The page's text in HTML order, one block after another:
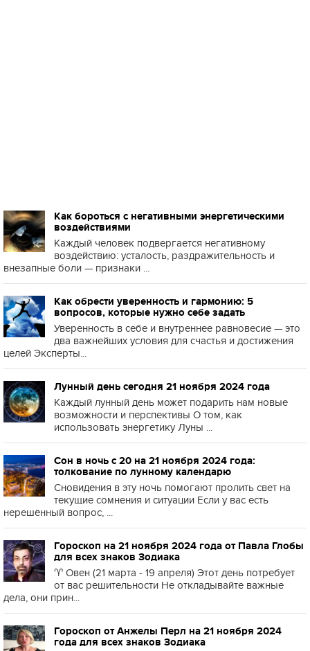
Как бороться с негативными энергетическими
воздействиями
Каждый человек подвергается негативному
воздействию: усталость, раздражительность и
внезапные боли — признаки ...
Как обрести уверенность и гармонию: 5
вопросов, которые нужно себе задать
Уверенность в себе и внутреннее равновесие — это
два важнейших условия для счастья и достижения
целей Эксперты...
Лунный день сегодня 21 ноября 2024 года
Каждый лунный день может подарить нам новые
возможности и перспективы О том, как
использовать энергетику Луны ...
Сон в ночь с 20 на 21 ноября 2024 года:
толкование по лунному календарю
Сновидения в эту ночь помогают пролить свет на
текущие сомнения и ситуации Если у вас есть
нерешённый вопрос, ...
Гороскоп на 21 ноября 2024 года от Павла Глобы
для всех знаков Зодиака
♈️ Овен (21 марта - 19 апреля) Этот день потребует
от вас решительности Не откладывайте важные
дела, они прин...
Гороскоп от Анжелы Перл на 21 ноября 2024
года для всех знаков Зодиака